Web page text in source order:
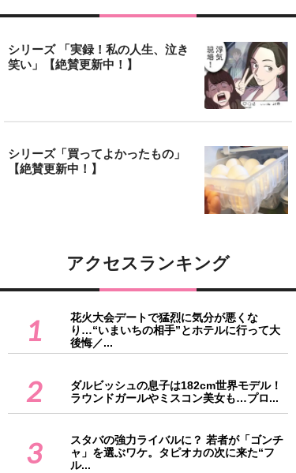
シリーズ 「実録！私の人生、泣き
笑い」【絶賛更新中！】
シリーズ「買ってよかったもの」
【絶賛更新中！】
アクセスランキング
1
花火大会デートで猛烈に気分が悪くな
り…“いまいちの相手”とホテルに行って大
後悔／...
2
ダルビッシュの息子は182cm世界モデル！
ラウンドガールやミスコン美女も…プロ...
3
スタバの強力ライバルに？ 若者が「ゴンチ
ャ」を選ぶワケ。タピオカの次に来た“フ
ル...